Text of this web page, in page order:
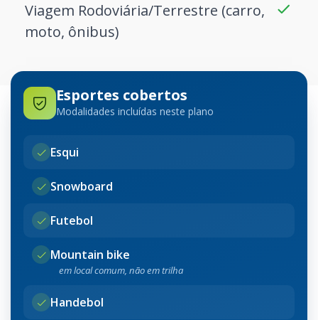
Viagem Rodoviária/Terrestre (carro,
moto, ônibus)
Esportes cobertos
Modalidades incluídas neste plano
Esqui
Snowboard
Futebol
Mountain bike
em local comum, não em trilha
Handebol